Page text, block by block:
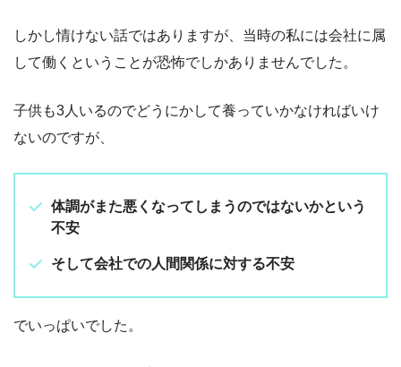
しかし情けない話ではありますが、当時の私には会社に属
して働くということが恐怖でしかありませんでした。
子供も3人いるのでどうにかして養っていかなければいけ
ないのですが、
体調がまた悪くなってしまうのではないかという
不安
そして会社での人間関係に対する不安
でいっぱいでした。